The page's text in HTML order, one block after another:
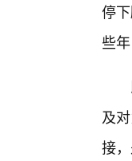
停
些
及
接